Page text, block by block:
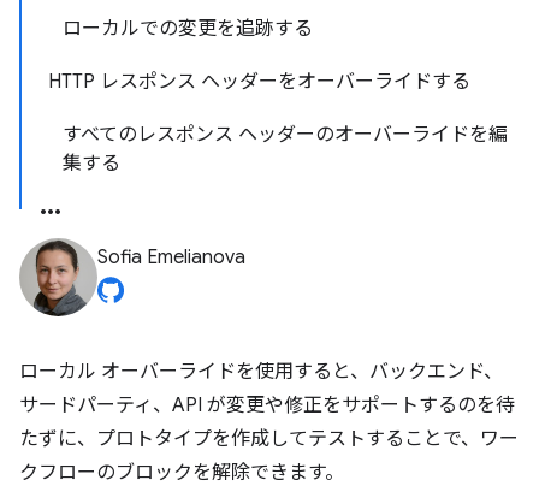
ローカルでの変更を追跡する
HTTP レスポンス ヘッダーをオーバーライドする
すべてのレスポンス ヘッダーのオーバーライドを編
集する
Sofia Emelianova
ローカル オーバーライドを使用すると、バックエンド、
サードパーティ、API が変更や修正をサポートするのを待
たずに、プロトタイプを作成してテストすることで、ワー
クフローのブロックを解除できます。